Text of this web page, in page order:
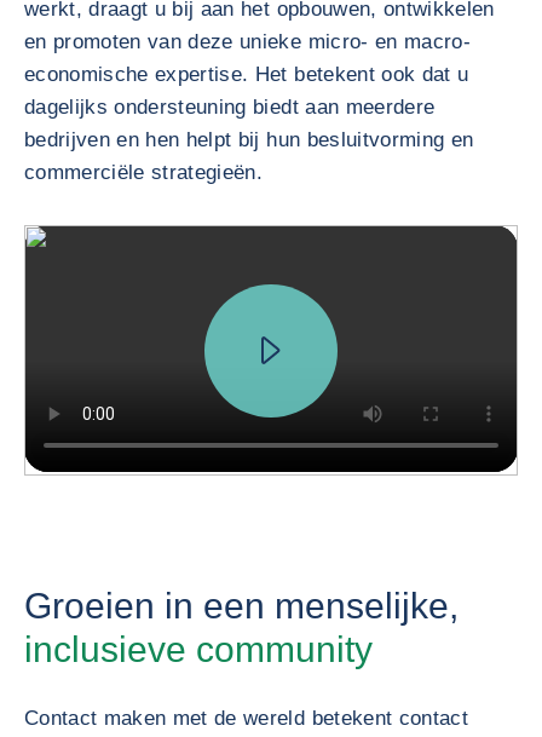
werkt, draagt u bij aan het opbouwen, ontwikkelen
en promoten van deze unieke micro- en macro-
economische expertise. Het betekent ook dat u
dagelijks ondersteuning biedt aan meerdere
bedrijven en hen helpt bij hun besluitvorming en
commerciële strategieën.
Groeien in een menselijke,
inclusieve community
Contact maken met de wereld betekent contact